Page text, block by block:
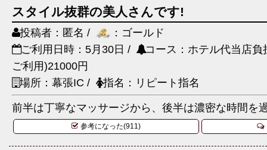
スタイル抜群の美人さんです!
投稿者：匿名 /
：ゴールド
ご利用日時：5月30日 /
コース：ホテル代当店
ご利用)21000円
場所：幕張IC /
指名：リピート指名
前半は丁寧なマッサージから、後半は濃密な時間を
参考になった(911)